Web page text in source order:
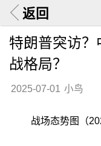
返回
特朗普突访？
战格局？
2025-07-01 小鸟
战场态势图（